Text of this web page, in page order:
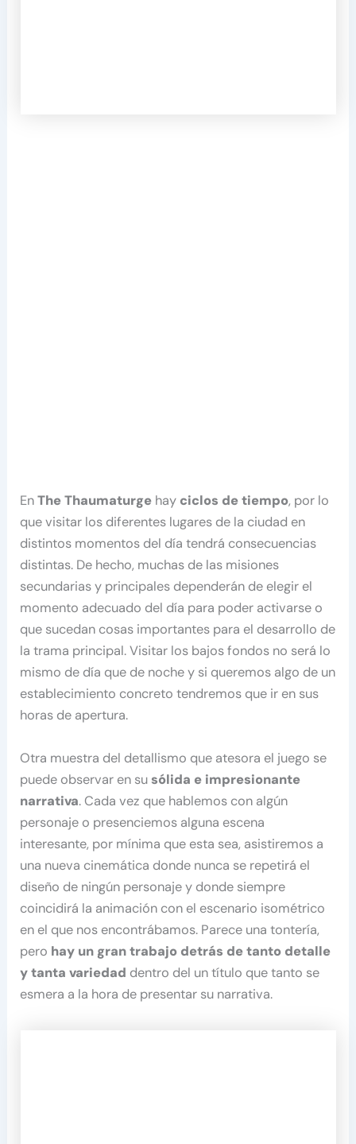
EnThe Thaumaturge hay ciclos de tiempo, por lo
que visitar los diferentes lugares de la ciudad en
distintos momentos del día tendrá consecuencias
distintas. De hecho, muchas de las misiones
secundarias y principales dependerán de elegir el
momento adecuado del día para poder activarse o
que sucedan cosas importantes para el desarrollo de
la trama principal. Visitar los bajos fondos no será lo
mismo de día que de noche y si queremos algo de un
establecimiento concreto tendremos que ir en sus
horas de apertura.
Otra muestra del detallismo que atesora el juego se
puede observar en susólida e impresionante
narrativa. Cada vez que hablemos con algún
personaje o presenciemos alguna escena
interesante, por mínima que esta sea, asistiremos a
una nueva cinemática donde nunca se repetirá el
diseño de ningún personaje y donde siempre
coincidirá la animación con el escenario isométrico
en el que nos encontrábamos. Parece una tontería,
pero hay un gran trabajo detrás de tanto detalle
y tanta variedad dentro del un título que tanto se
esmera a la hora de presentar su narrativa.